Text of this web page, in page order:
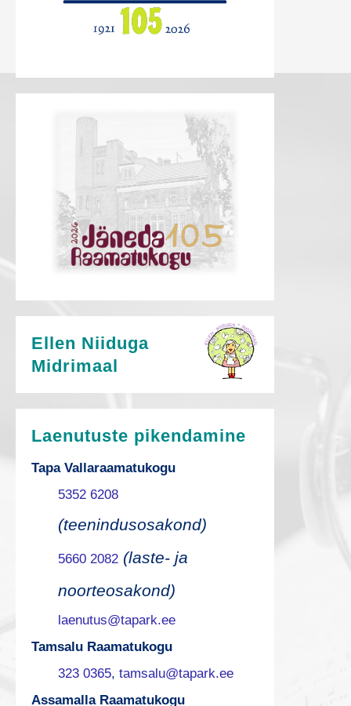
Ellen Niiduga
Midrimaal
Laenutuste pikendamine
Tapa Vallaraamatukogu
5352 6208
(teenindusosakond)
5660 2082 (laste- ja
noorteosakond)
laenutus@tapark.ee
Tamsalu Raamatukogu
323 0365, tamsalu@tapark.ee
Assamalla Raamatukogu